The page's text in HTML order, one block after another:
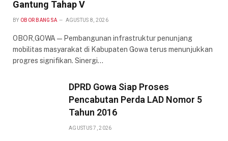
Gantung Tahap V
BY OBOR BANGSA AGUSTUS 8, 2026
OBOR,GOWA — Pembangunan infrastruktur penunjang
mobilitas masyarakat di Kabupaten Gowa terus menunjukkan
progres signifikan. Sinergi…
DPRD Gowa Siap Proses
Pencabutan Perda LAD Nomor 5
Tahun 2016
AGUSTUS 7, 2026